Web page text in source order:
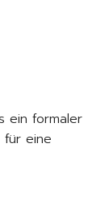
ein formaler
für eine